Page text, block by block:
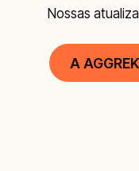
Nossas
A